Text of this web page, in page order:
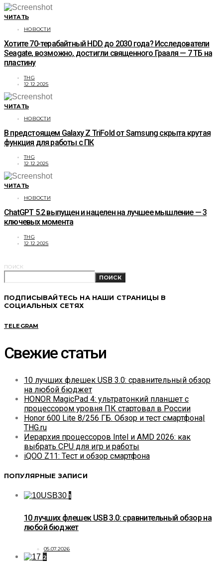
ЧИТАТЬ
НОВОСТИ
Хотите 70-терабайтный HDD до 2030 года? Исследователи
Seagate, возможно, достигли священного Грааля — 7 ТБ на
пластину
THG
12.12.2025
ЧИТАТЬ
НОВОСТИ
В предстоящем Galaxy Z TriFold от Samsung скрыта крутая
функция для работы с ПК
THG
12.12.2025
ЧИТАТЬ
НОВОСТИ
ChatGPT 5.2 выпущен и нацелен на лучшее мышление — 3
ключевых момента
THG
12.12.2025
ПОИСК
ПОИСК
ПОДПИСЫВАЙТЕСЬ НА НАШИ СТРАНИЦЫ В
СОЦИАЛЬНЫХ СЕТЯХ
TELEGRAM
Свежие статьи
10 лучших флешек USB 3.0: сравнительный обзор
на любой бюджет
HONOR MagicPad 4: ультратонкий планшет с
процессором уровня ПК стартовал в России
Honor 600 Lite 8/256 ГБ. Обзор и тест смартфона|
THG.ru
Иерархия процессоров Intel и AMD 2026: как
выбрать CPU для игр и работы
iQOO Z11: Тест и обзор смартфона
ПОПУЛЯРНЫЕ ЗАПИСИ
1
10 лучших флешек USB 3.0: сравнительный обзор на
любой бюджет
05.07.2026
2